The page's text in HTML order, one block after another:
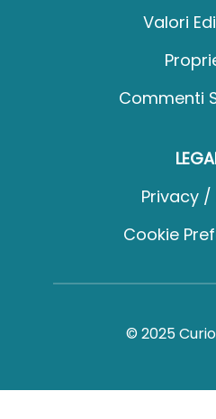
Valori
Commenti
Privacy /
Cookie
© 2025